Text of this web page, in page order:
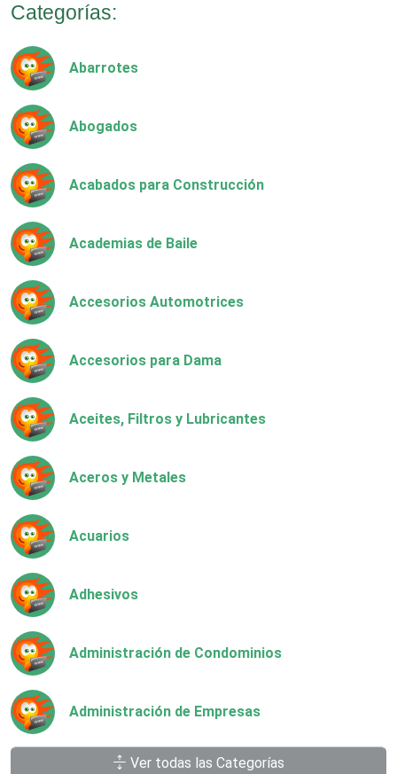
Categorías:
Abarrotes
Abogados
Acabados para Construcción
Academias de Baile
Accesorios Automotrices
Accesorios para Dama
Aceites, Filtros y Lubricantes
Aceros y Metales
Acuarios
Adhesivos
Administración de Condominios
Administración de Empresas
Agencias Aduanales
Ver todas las Categorías